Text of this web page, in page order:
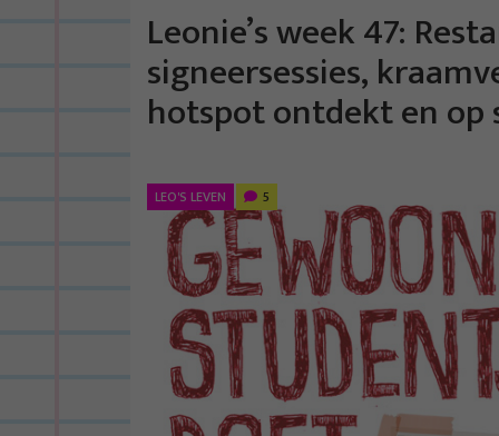
Leonie’s week 47:
signeersessies,
hotspot ontdekt en
LEO'S LEVEN 5